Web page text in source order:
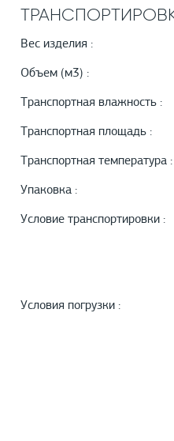
Вес изделия :
Объем (м3) :
Транспортная влажность :
Транспортная площадь :
Транспортная температура :
Упаковка :
Условие транспортировки :
Условия погрузки :